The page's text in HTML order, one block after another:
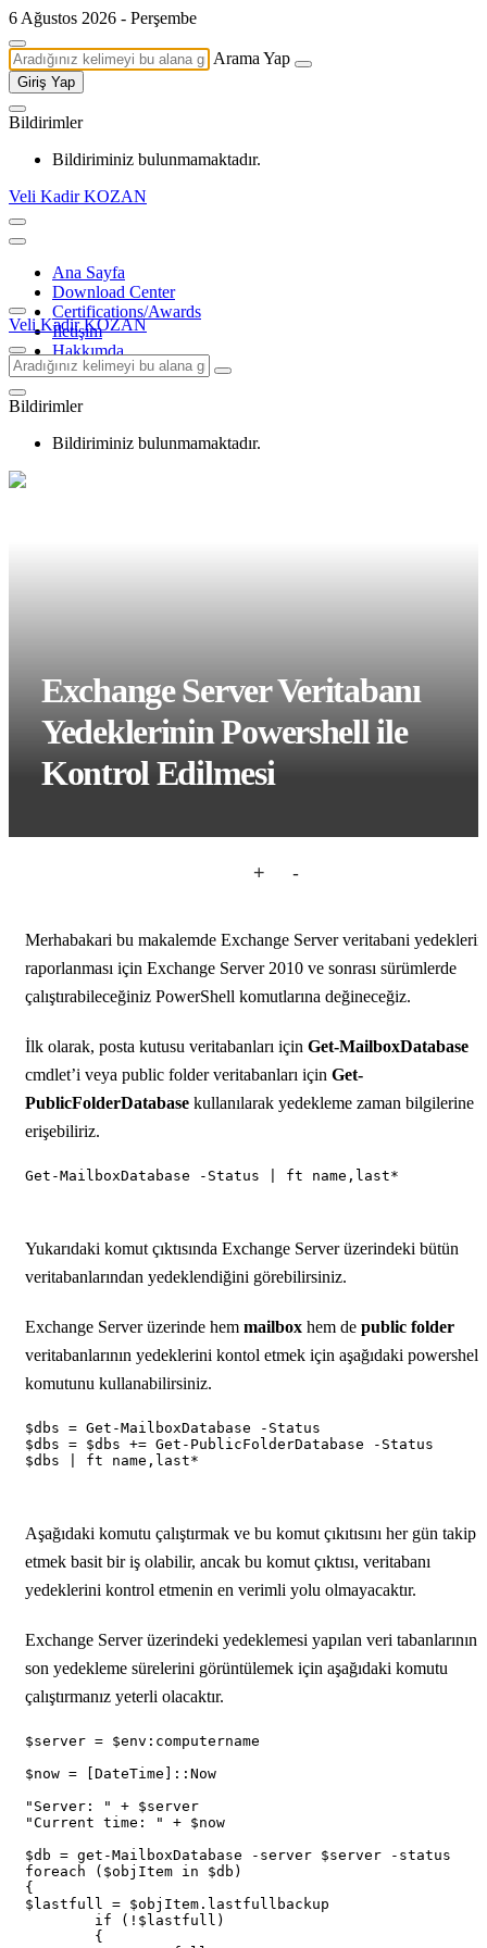
6 Ağustos 2026 - Perşembe
Arama Yap
Giriş Yap
Bildirimler
Bildiriminiz bulunmamaktadır.
Veli Kadir KOZAN
Ana Sayfa
Download Center
Certifications/Awards
İletişim
Hakkımda
Veli Kadir KOZAN
Bildirimler
Bildiriminiz bulunmamaktadır.
Exchange Server Veritabanı
Yedeklerinin Powershell ile
Kontrol Edilmesi
+ -
Merhabakari bu makalemde Exchange Server veritabani
raporlanması için Exchange Server 2010 ve sonrası sürümlerde
çalıştırabileceğiniz PowerShell komutlarına değineceğiz.
İlk olarak, posta kutusu veritabanları için Get-MailboxDatabase
cmdlet’i veya public folder veritabanları için Get-
PublicFolderDatabase kullanılarak yedekleme zaman bilgilerine
erişebiliriz.
Yukarıdaki komut çıktısında Exchange Server üzerindeki bütün
veritabanlarından yedeklendiğini görebilirsiniz.
Exchange Server üzerinde hem mailbox hem de public folder
veritabanlarının yedeklerini kontol etmek için aşağıdaki powershell
komutunu kullanabilirsiniz.
$dbs = Get-MailboxDatabase -Status
$dbs = $dbs += Get-PublicFolderDatabase -Status
Aşağıdaki komutu çalıştırmak ve bu komut çıkıtısını her gün takip
etmek basit bir iş olabilir, ancak bu komut çıktısı, veritabanı
yedeklerini kontrol etmenin en verimli yolu olmayacaktır.
Exchange Server üzerindeki yedeklemesi yapılan veri tabanlarının
son yedekleme sürelerini görüntülemek için aşağıdaki komutu
çalıştırmanız yeterli olacaktır.
$server = $env:computername
$now = [DateTime]::Now
"Server: " + $server
"Current time: " + $now
$db = get-MailboxDatabase -server $server -status
foreach ($objItem in $db)
{
$lastfull = $objItem.lastfullbackup